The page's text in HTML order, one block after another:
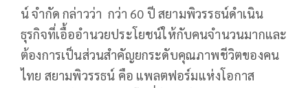
น์ จำกัด กล่าวว่า กว่า 60 ปี สยามพิวรรธน์ดำเนิน
ธุรกิจที่เอื้ออำนวยประโยชน์ให้กับคนจำนวนมากและ
ต้องการเป็นส่วนสำคัญยกระดับคุณภาพชีวิตของคน
ไทย สยามพิวรรธน์ คือ แพลตฟอร์มแห่งโอกาส